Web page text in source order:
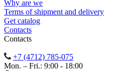
Why are we
Terms of shipment and delivery
Get catalog
Contacts
Contacts
+7 (4712) 785-075
Mon. – Fri.: 9:00 - 18:00